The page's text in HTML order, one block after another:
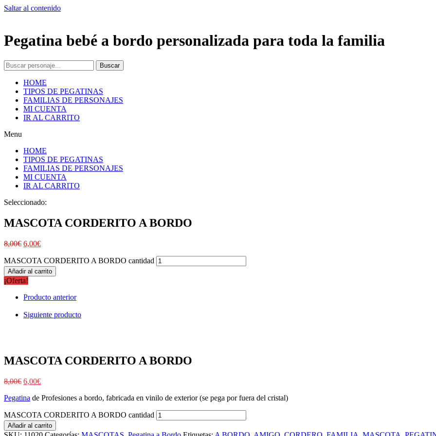
Saltar al contenido
Pegatina bebé a bordo personalizada para toda la familia
Buscar
HOME
TIPOS DE PEGATINAS
FAMILIAS DE PERSONAJES
MI CUENTA
IR AL CARRITO
Menu
HOME
TIPOS DE PEGATINAS
FAMILIAS DE PERSONAJES
MI CUENTA
IR AL CARRITO
Seleccionado:
MASCOTA CORDERITO A BORDO
8,00€ 6,00€
MASCOTA CORDERITO A BORDO cantidad
Añadir al carrito
¡Oferta!
Producto anterior
Siguiente producto
MASCOTA CORDERITO A BORDO
8,00€ 6,00€
Pegatina de Profesiones a bordo, fabricada en vinilo de exterior (se pega por fuera del cristal)
MASCOTA CORDERITO A BORDO cantidad
Añadir al carrito